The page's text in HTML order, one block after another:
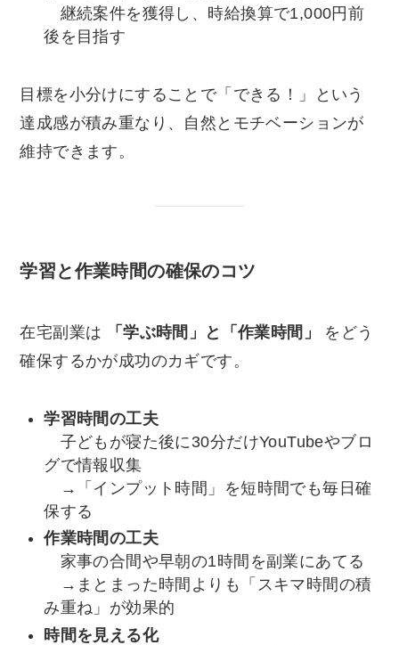
継続案件を獲得し、時給換算で1,000円前
後を目指す
目標を小分けにすることで「できる！」という
達成感が積み重なり、自然とモチベーションが
維持できます。
学習と作業時間の確保のコツ
在宅副業は 「学ぶ時間」と「作業時間」
をどう
確保するかが成功のカギです。
学習時間の工夫
子どもが寝た後に30分だけYouTubeやブロ
グで情報収集
→「インプット時間」を短時間でも毎日確
保する
作業時間の工夫
家事の合間や早朝の1時間を副業にあてる
→まとまった時間よりも「スキマ時間の積
み重ね」が効果的
時間を見える化